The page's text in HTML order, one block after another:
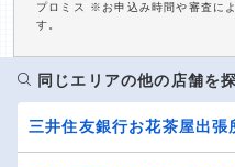
プロミス ※お申込み時間や審査に
す。
同じエリアの他の店舗を
三井住友銀行お花茶屋出